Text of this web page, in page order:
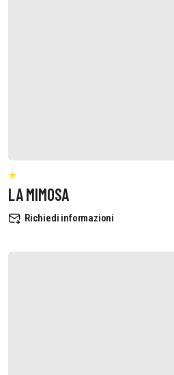
LA MIMOSA
Richiedi informazioni